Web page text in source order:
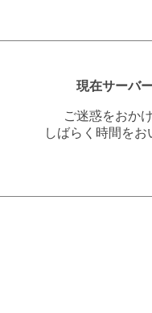
現在サーバ
ご迷惑をおか
しばらく時間を